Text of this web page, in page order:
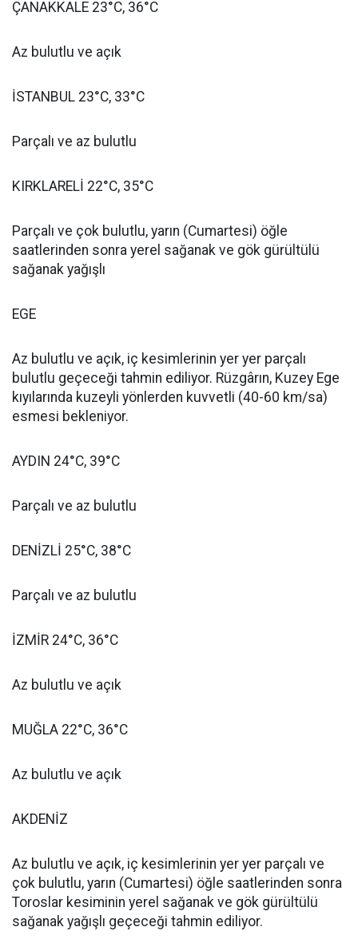
ÇANAKKALE 23°C, 36°C
Az bulutlu ve açık
İSTANBUL 23°C, 33°C
Parçalı ve az bulutlu
KIRKLARELİ 22°C, 35°C
Parçalı ve çok bulutlu, yarın (Cumartesi) öğle
saatlerinden sonra yerel sağanak ve gök gürültülü
sağanak yağışlı
EGE
Az bulutlu ve açık, iç kesimlerinin yer yer parçalı
bulutlu geçeceği tahmin ediliyor. Rüzgârın, Kuzey Ege
kıyılarında kuzeyli yönlerden kuvvetli (40-60 km/sa)
esmesi bekleniyor.
AYDIN 24°C, 39°C
Parçalı ve az bulutlu
DENİZLİ 25°C, 38°C
Parçalı ve az bulutlu
İZMİR 24°C, 36°C
Az bulutlu ve açık
MUĞLA 22°C, 36°C
Az bulutlu ve açık
AKDENİZ
Az bulutlu ve açık, iç kesimlerinin yer yer parçalı ve
çok bulutlu, yarın (Cumartesi) öğle saatlerinden sonra
Toroslar kesiminin yerel sağanak ve gök gürültülü
sağanak yağışlı geçeceği tahmin ediliyor.